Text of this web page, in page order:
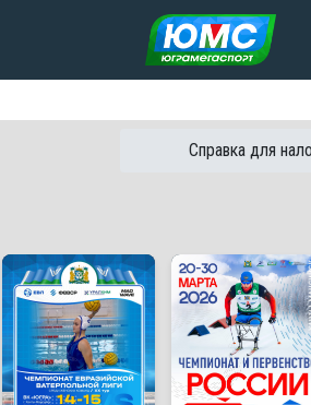
Перейти к содержанию
Справка для